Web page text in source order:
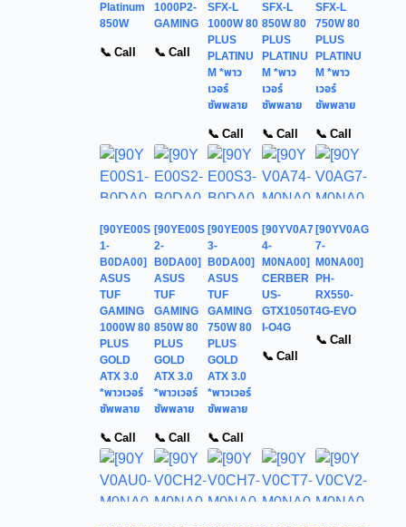
Platinum
850W
📞 Call
1000P2-
GAMING
📞 Call
SFX-L
1000W 80
PLUS
PLATINU
M *พาว
เวอร์
ซัพพลาย
📞 Call
SFX-L
850W 80
PLUS
PLATINU
M *พาว
เวอร์
ซัพพลาย
📞 Call
SFX-L
750W 80
PLUS
PLATINU
M *พาว
เวอร์
ซัพพลาย
📞 Call
[90YE00S
1-
B0DA00]
ASUS
TUF
GAMING
1000W 80
PLUS
GOLD
ATX 3.0
*พาวเวอร์
ซัพพลาย
📞 Call
[90YE00S
2-
B0DA00]
ASUS
TUF
GAMING
850W 80
PLUS
GOLD
ATX 3.0
*พาวเวอร์
ซัพพลาย
📞 Call
[90YE00S
3-
B0DA00]
ASUS
TUF
GAMING
750W 80
PLUS
GOLD
ATX 3.0
*พาวเวอร์
ซัพพลาย
📞 Call
[90YV0A7
4-
M0NA00]
CERBER
US-
GTX1050T
I-O4G
📞 Call
[90YV0AG
7-
M0NA00]
PH-
RX550-
4G-EVO
📞 Call